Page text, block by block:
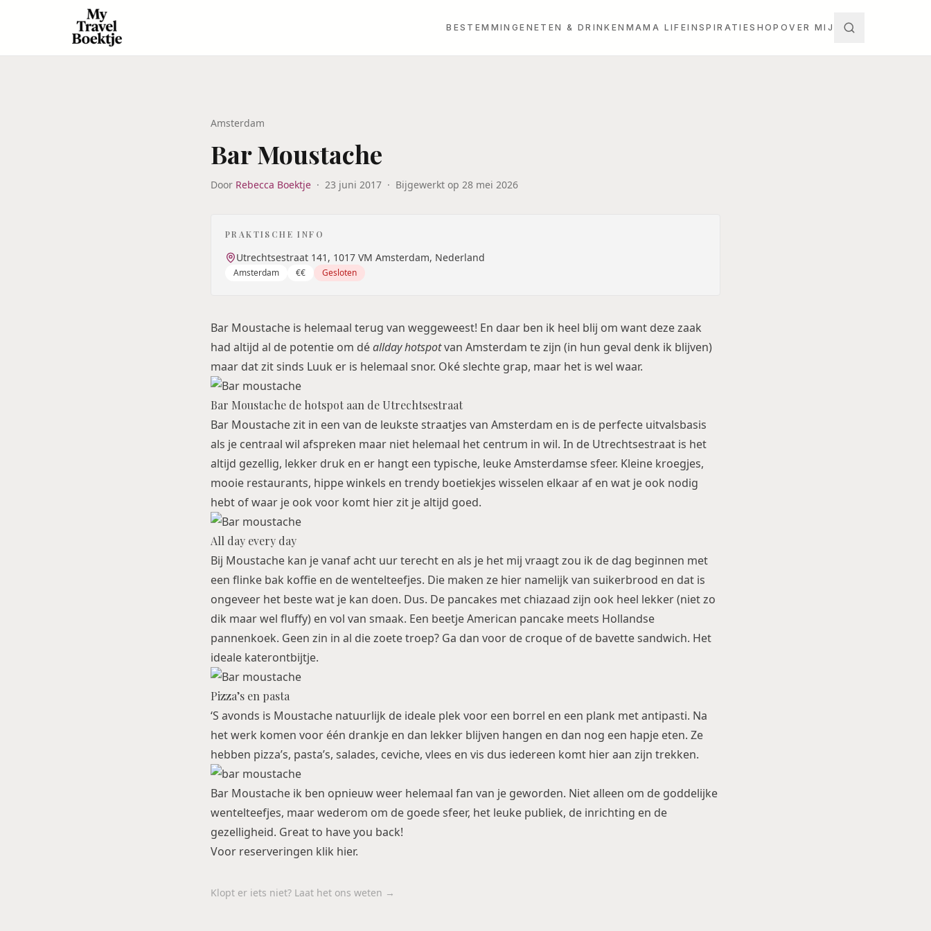
BESTEMMINGEN ETEN & DRINKEN MAMA LIFEINSPIRATIESHOP OVER MIJ
Amsterdam
Bar Moustache
Door Rebecca Boektje · 23 juni 2017 · Bijgewerkt op 28 mei 2026
PRAKTISCHE INFO
Utrechtsestraat 141, 1017 VM Amsterdam, Nederland
Amsterdam €€ Gesloten
Bar Moustache is helemaal terug van weggeweest! En daar ben ik heel blij om want deze zaak
had altijd al de potentie om déallday hotspotvan Amsterdam te zijn (in hun geval denk ik blijven)
maar dat zit sinds Luuk er is helemaal snor. Oké slechte grap, maar het is wel waar.
Bar Moustache de hotspot aan de Utrechtsestraat
Bar Moustache zit in een van de leukste straatjes van Amsterdam en is de perfecte uitvalsbasis
als je centraal wil afspreken maar niet helemaal het centrum in wil. In de Utrechtsestraat is het
altijd gezellig, lekker druk en er hangt een typische, leuke Amsterdamse sfeer. Kleine kroegjes,
mooie restaurants, hippe winkels en trendy boetiekjes wisselen elkaar af en wat je ook nodig
hebt of waar je ook voor komt hier zit je altijd goed.
All day every day
Bij Moustache kan je vanaf acht uur terecht en als je het mij vraagt zou ik de dag beginnen met
een flinke bak koffie en de wentelteefjes. Die maken ze hier namelijk van suikerbrood en dat is
ongeveer het beste wat je kan doen. Dus. De pancakes met chiazaad zijn ook heel lekker (niet zo
dik maar wel fluffy) en vol van smaak. Een beetje American pancake meets Hollandse
pannenkoek. Geen zin in al die zoete troep? Ga dan voor de croque of de bavette sandwich. Het
ideale katerontbijtje.
Pizza’s en pasta
‘S avonds is Moustache natuurlijk de ideale plek voor een borrel en een plank met antipasti. Na
het werk komen voor één drankje en dan lekker blijven hangen en dan nog een hapje eten. Ze
hebben pizza’s, pasta’s, salades, ceviche, vlees en vis dus iedereen komt hier aan zijn trekken.
Bar Moustache ik ben opnieuw weer helemaal fan van je geworden. Niet alleen om de goddelijke
wentelteefjes, maar wederom om de goede sfeer, het leuke publiek, de inrichting en de
gezelligheid. Great to have you back!
Voor reserveringen klik hier.
Klopt er iets niet? Laat het ons weten →